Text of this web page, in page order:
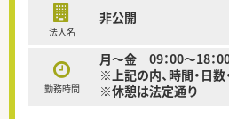
法人名
非公開
勤務時間
月～金 09：00～18：
※上記の内、時間・日
※休憩は法定通り